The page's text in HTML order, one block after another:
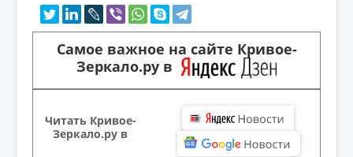
Самое важное на сайте Кривое-
Зеркало.ру в
Читать Кривое-
Зеркало.ру в